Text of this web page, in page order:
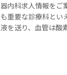
内科求人情報をご
重要な診療科とい
を送り、血管は酸